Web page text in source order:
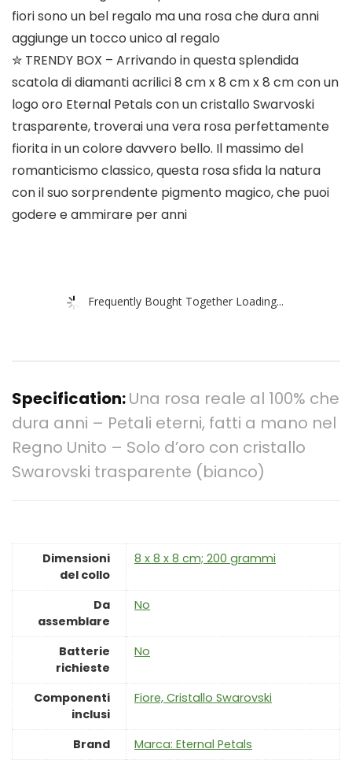
fiori sono un bel regalo ma una rosa che dura anni
aggiunge un tocco unico al regalo
✮ TRENDY BOX – Arrivando in questa splendida
scatola di diamanti acrilici 8 cm x 8 cm x 8 cm con un
logo oro Eternal Petals con un cristallo Swarvoski
trasparente, troverai una vera rosa perfettamente
fiorita in un colore davvero bello. Il massimo del
romanticismo classico, questa rosa sfida la natura
con il suo sorprendente pigmento magico, che puoi
godere e ammirare per anni
Frequently Bought Together Loading...
Specification:Una rosa reale al 100% che
dura anni – Petali eterni, fatti a mano nel
Regno Unito – Solo d’oro con cristallo
Swarovski trasparente (bianco)
Dimensioni
del collo
‎8 x 8 x 8 cm; 200 grammi
Da
assemblare
‎No
Batterie
richieste
‎No
Componenti
inclusi
‎Fiore, Cristallo Swarovski
Brand Marca: Eternal Petals